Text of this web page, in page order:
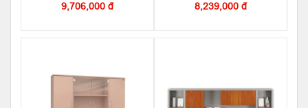
9,706,000 đ
8,239,000 đ